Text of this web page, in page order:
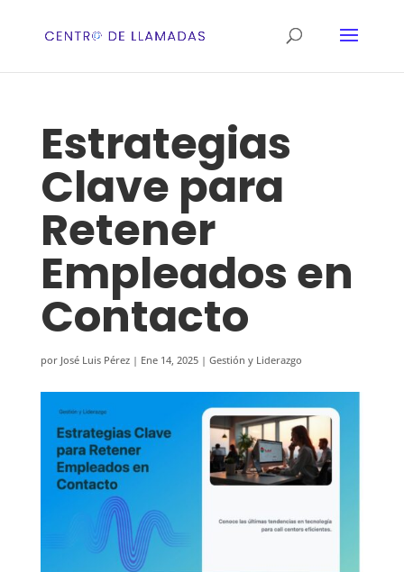
Estrategias
Clave para
Retener
Empleados en
Contacto
por José Luis Pérez| Ene 14, 2025| Gestión y Liderazgo